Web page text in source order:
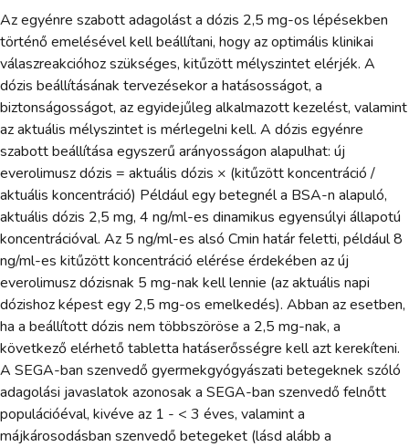
Az egyénre szabott adagolást a dózis 2,5 mg-os lépésekben
történő emelésével kell beállítani, hogy az optimális klinikai
válaszreakcióhoz szükséges, kitűzött mélyszintet elérjék. A
dózis beállításának tervezésekor a hatásosságot, a
biztonságosságot, az egyidejűleg alkalmazott kezelést, valamint
az aktuális mélyszintet is mérlegelni kell. A dózis egyénre
szabott beállítása egyszerű arányosságon alapulhat: új
everolimusz dózis = aktuális dózis × (kitűzött koncentráció /
aktuális koncentráció) Például egy betegnél a BSA-n alapuló,
aktuális dózis 2,5 mg, 4 ng/ml-es dinamikus egyensúlyi állapotú
koncentrációval. Az 5 ng/ml-es alsó Cmin határ feletti, például 8
ng/ml-es kitűzött koncentráció elérése érdekében az új
everolimusz dózisnak 5 mg-nak kell lennie (az aktuális napi
dózishoz képest egy 2,5 mg-os emelkedés). Abban az esetben,
ha a beállított dózis nem többszöröse a 2,5 mg-nak, a
következő elérhető tabletta hatáserősségre kell azt kerekíteni.
A SEGA-ban szenvedő gyermekgyógyászati betegeknek szóló
adagolási javaslatok azonosak a SEGA-ban szenvedő felnőtt
populációéval, kivéve az 1 - < 3 éves, valamint a
májkárosodásban szenvedő betegeket (lásd alább a